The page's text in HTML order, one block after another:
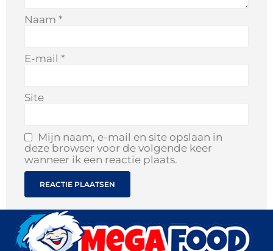
Naam *
E-mail *
Site
Mijn naam, e-mail en site opslaan in
deze browser voor de volgende keer
wanneer ik een reactie plaats.